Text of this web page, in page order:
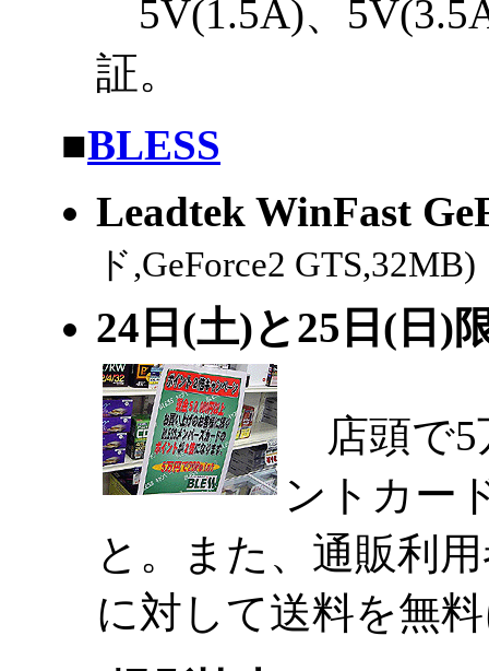
5V(1.5A)、
証。
■BLESS
Leadtek WinFast
ド,GeForce2 GTS,32MB)
24日(土)と25日(日)
店頭で5
ントカー
と。また、通販利
に対して送料を無